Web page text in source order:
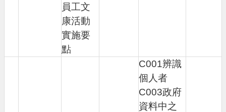
員工文
康活動
實施要
點
C001辨識
個人者
C003政府
資料中之